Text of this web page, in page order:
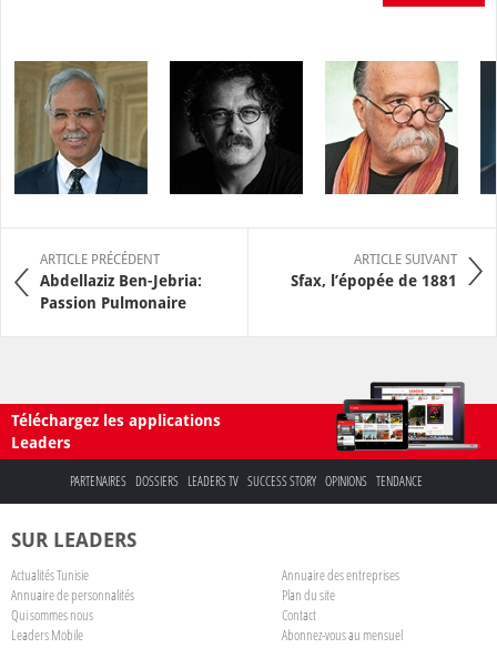
ARTICLE PRÉCÉDENT
Abdellaziz Ben-Jebria:
Passion Pulmonaire
ARTICLE SUIVANT
Sfax, l’épopée de 1881
Téléchargez les applications
Leaders
PARTENAIRES DOSSIERS LEADERS TV SUCCESS STORY OPINIONS TENDANCE
SUR LEADERS
Actualités Tunisie
Annuaire des entreprises
Annuaire de personnalités
Plan du site
Qui sommes nous
Contact
Leaders Mobile
Abonnez-vous au mensuel